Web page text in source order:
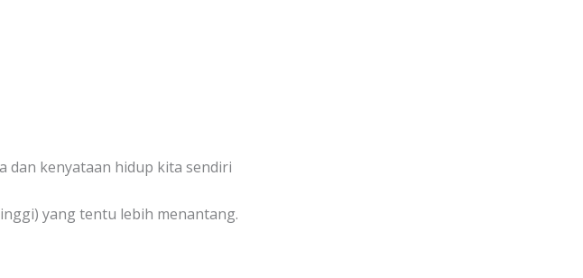
dan kenyataan hidup kita sendiri
yang tentu lebih menantang.